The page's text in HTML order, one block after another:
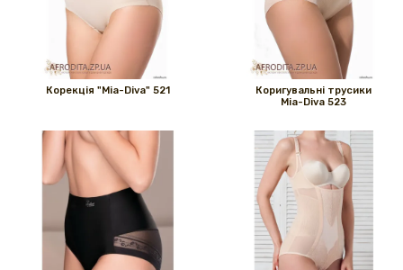
Корекція "Mia-Diva" 521
Коригувальні трусики
Mia-Diva 523